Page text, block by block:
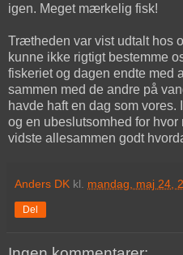
igen. Meget mærkelig fisk!
Trætheden var vist udtalt hos
kunne ikke rigtigt bestemme
fiskeriet og dagen endte med
sammen med de andre på
havde haft en dag som vores.
og en ubeslutsomhed for hvor
vidste allesammen godt
Anders DK kl. mandag, maj 24,
Del